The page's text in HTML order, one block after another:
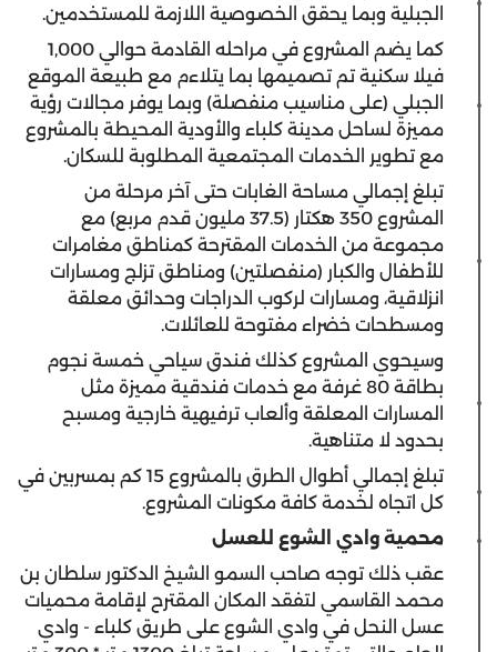
الجبلية وبما يحقق الخصوصية اللازمة للمستخدمين.
كما يضم المشروع في مراحله القادمة حوالي 1,000
فيلا سكنية تم تصميمها بما يتلاءم مع طبيعة الموقع
الجبلي (على مناسيب منفصلة) وبما يوفر مجالات رؤية
مميزة لساحل مدينة كلباء والأودية المحيطة بالمشروع
مع تطوير الخدمات المجتمعية المطلوبة للسكان.
تبلغ إجمالي مساحة الغابات حتى آخر مرحلة من
المشروع 350 هكتار (37.5 مليون قدم مربع) مع
مجموعة من الخدمات المقترحة كمناطق مغامرات
للأطفال والكبار (منفصلتين) ومناطق تزلج ومسارات
انزلاقية، ومسارات لركوب الدراجات وحدائق معلقة
ومسطحات خضراء مفتوحة للعائلات.
وسيحوي المشروع كذلك فندق سياحي خمسة نجوم
بطاقة 80 غرفة مع خدمات فندقية مميزة مثل
المسارات المعلقة وألعاب ترفيهية خارجية ومسبح
بحدود لا متناهية.
تبلغ إجمالي أطوال الطرق بالمشروع 15 كم بمسربين في
كل اتجاه لخدمة كافة مكونات المشروع.
محمية وادي الشوع للعسل
عقب ذلك توجه صاحب السمو الشيخ الدكتور سلطان بن
محمد القاسمي لتفقد المكان المقترح لإقامة محميات
عسل النحل في وادي الشوع على طريق كلباء - وادي